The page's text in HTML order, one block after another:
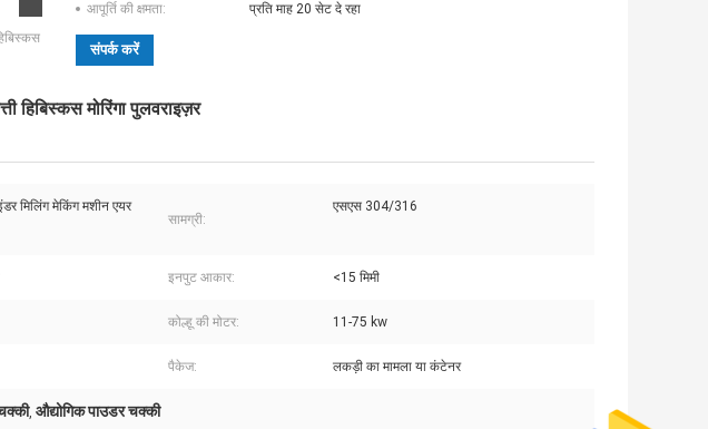
आपूर्ति की क्षमता:
प्रति माह 20 सेट दे रहा
संपर्क करें
हिबिस्कस मोरिंगा पुलवराइज़र
मिलिंग मेकिंग मशीन एयर
सामग्री:
एसएस 304/316
इनपुट आकार: <15 मिमी
कोल्हू की मोटर: 11-75 kw
पैकेज: लकड़ी का मामला या कंटेनर
, औद्योगिक पाउडर चक्की